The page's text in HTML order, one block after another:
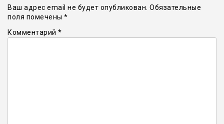
Ваш адрес email не будет опубликован. Обязательные
поля помечены *
Комментарий *